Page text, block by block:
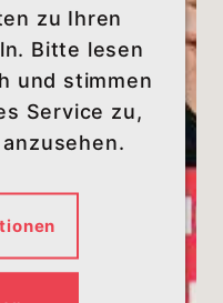
zu Ihren
Bitte lesen
und stimmen
Service zu,